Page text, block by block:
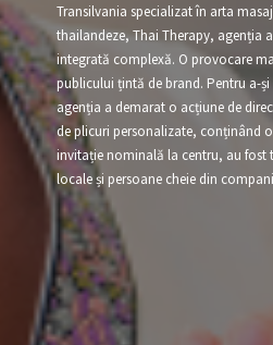
Transilvania specializat în arta
thailandeze, Thai Therapy, agenția
integrată complexă. O provocare
publicului țintă de brand. Pentru a-
agenția a demarat o acțiune de
de plicuri personalizate, conținând
invitație nominală la centru, au fost
locale și persoane cheie din